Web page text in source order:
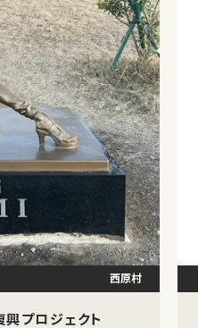
興プロジェクト
西原村